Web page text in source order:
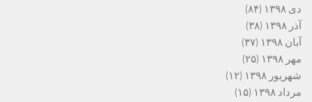
دی ۱۳۹۸
(۸۴)
آذر ۱۳۹۸
(۳۸)
آبان ۱۳۹۸
(۳۷)
مهر ۱۳۹۸
(۲۵)
شهریور ۱۳۹۸
(۱۲)
مرداد ۱۳۹۸
(۱۵)